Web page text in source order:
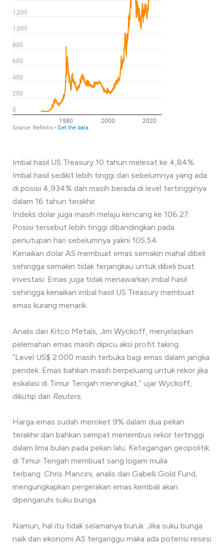
Imbal hasil US Treasury 10 tahun melesat ke 4,84%.
Imbal hasil sedikit lebih tinggi dari sebelumnya yang ada
di posisi 4,934% dan masih berada di level tertingginya
dalam 16 tahun terakhir.
Indeks dolar juga masih melaju kencang ke 106,27.
Posisi tersebut lebih tinggi dibandingkan pada
penutupan hari sebelumnya yakni 105,54.
Kenaikan dolar AS membuat emas semakin mahal dibeli
sehingga semakin tidak terjangkau untuk dibeli buat
investasi. Emas juga tidak menawarkan imbal hasil
sehingga kenaikan imbal hasil US Treasury membuat
emas kurang menarik.
Analis dari Kitco Metals, Jim Wyckoff, menjelaskan
pelemahan emas masih dipicu aksi profit taking.
“Level US$ 2.000 masih terbuka bagi emas dalam jangka
pendek. Emas bahkan masih berpeluang untuk rekor jika
eskalasi di Timur Tengah meningkat,” ujar Wyckoff,
dikutip dari Reuters.
Harga emas sudah meroket 9% dalam dua pekan
terakhir dan bahkan sempat menembus rekor tertinggi
dalam lima bulan pada pekan lalu. Ketegangan geopolitik
di Timur Tengah membuat sang logam mulia
terbang. Chris Mancini, analis dari Gabelli Gold Fund,
mengungkapkan pergerakan emas kembali akan
dipengaruhi suku bunga.
Namun, hal itu tidak selamanya buruk. Jika suku bunga
naik dan ekonomi AS terganggu maka ada potensi resesi